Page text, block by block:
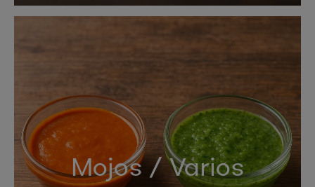
Mojos / Varios